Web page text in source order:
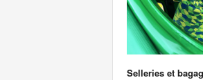
Selleries et